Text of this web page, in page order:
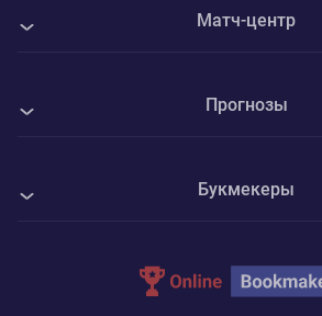
Букмекеры
Parimatch
Прогнозы
Хоккей
Матч-центр
Рубин - ФК Оренбург
Беневенто - Равенна
Контакты
Конфиденциальность